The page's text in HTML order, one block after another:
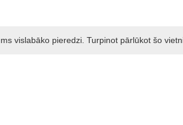
vislabāko pieredzi. Turpinot pārlūkot šo